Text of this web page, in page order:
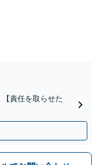
責任を取らせた